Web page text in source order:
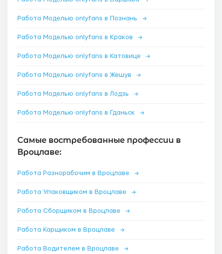
Работа Моделью onlyfans в Познань →
Работа Моделью onlyfans в Краков →
Работа Моделью onlyfans в Катовице →
Работа Моделью onlyfans в Жешув →
Работа Моделью onlyfans в Лодзь →
Работа Моделью onlyfans в Гданьск →
Самые востребованные профессии в
Вроцлаве:
Работа Разнорабочим в Вроцлаве →
Работа Упаковщиком в Вроцлаве →
Работа Сборщиком в Вроцлаве →
Работа Карщиком в Вроцлаве →
Работа Водителем в Вроцлаве →